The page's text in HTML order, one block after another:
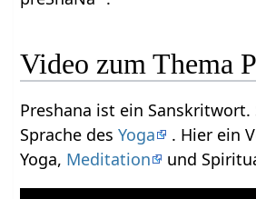
Video zum Thema
Preshana ist ein
Sprache desYoga
. Hier ein
Yoga, Meditation und